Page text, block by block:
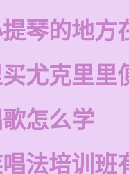
琴的地方
尤克里里
怎么学
法培训班